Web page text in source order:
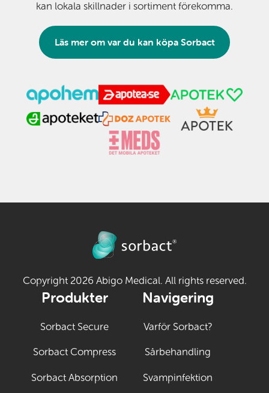
kan lokala skillnader i sortiment förekomma.
Läs mer om var du kan köpa Sorbact
Copyright 2026 Abigo Medical. All rights reserved.
Produkter
Sorbact Secure
Sorbact Compress
Sorbact Absorption
Navigering
Varför Sorbact?
Sårbehandling
Svampinfektion